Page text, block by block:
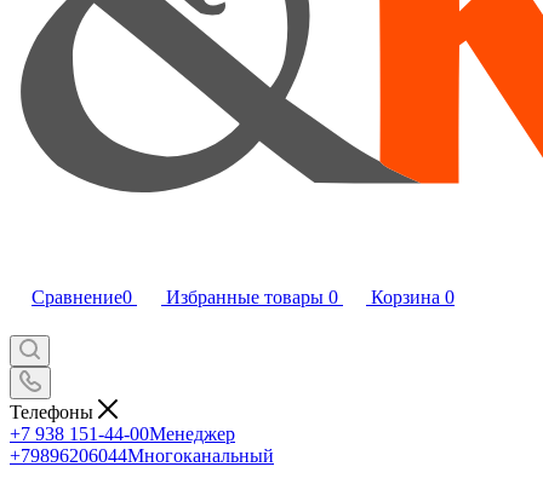
Сравнение0 Избранные товары 0 Корзина 0
Телефоны
+7 938 151-44-00Менеджер
+79896206044Многоканальный